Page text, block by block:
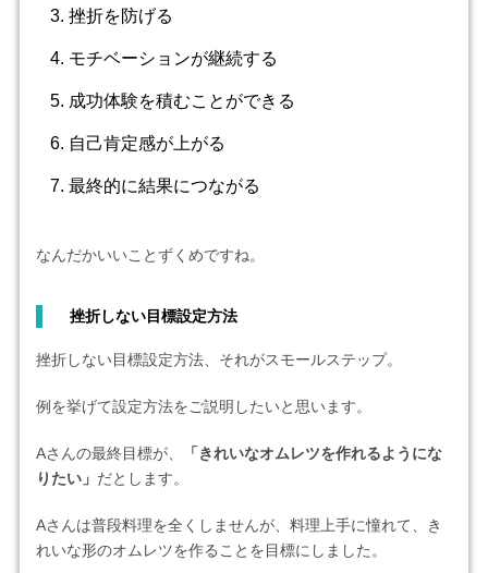
挫折を防げる
モチベーションが継続する
成功体験を積むことができる
自己肯定感が上がる
最終的に結果につながる
なんだかいいことずくめですね。
挫折しない目標設定方法
挫折しない目標設定方法、それがスモールステップ。
例を挙げて設定方法をご説明したいと思います。
Aさんの最終目標が、
「きれいなオムレツを作れるようにな
りたい」 だとします。
Aさんは普段料理を全くしませんが、料理上手に憧れて、き
れいな形のオムレツを作ることを目標にしました。